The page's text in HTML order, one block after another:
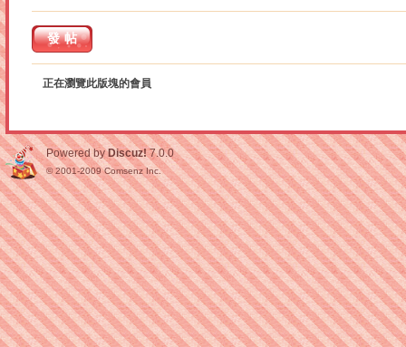
發帖
正在瀏覽此版塊的會員
Powered byDiscuz! 7.0.0
© 2001-2009Comsenz Inc.